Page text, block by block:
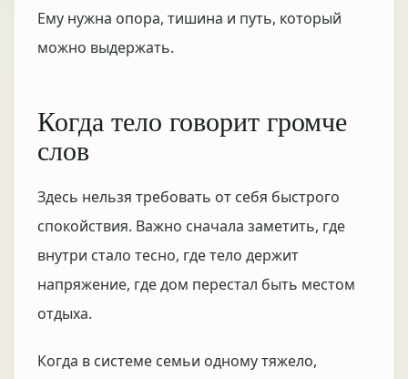
Ему нужна опора, тишина и путь, который
можно выдержать.
Когда тело говорит громче
слов
Здесь нельзя требовать от себя быстрого
спокойствия. Важно сначала заметить, где
внутри стало тесно, где тело держит
напряжение, где дом перестал быть местом
отдыха.
Когда в системе семьи одному тяжело,